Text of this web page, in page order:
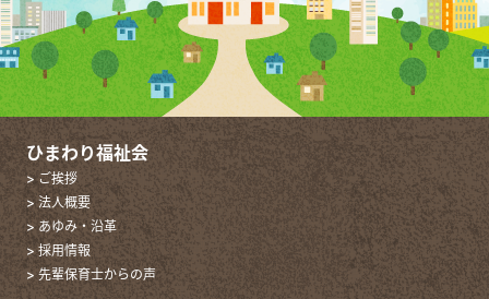
ひまわり福祉会
> ご挨拶
> 法人概要
> あゆみ・沿革
> 採用情報
> 先輩保育士からの声